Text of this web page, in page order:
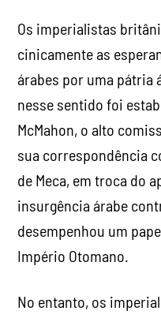
Os imperialistas
cinicamente as
árabes por uma pátria
nesse sentido foi
McMahon, o alto
sua correspondência
de Meca, em troca do
insurgência árabe
desempenhou um
Império Otomano.
No entanto, os